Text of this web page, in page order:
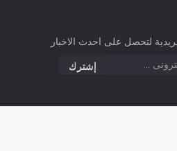
لتحصل على احدث الاخبار